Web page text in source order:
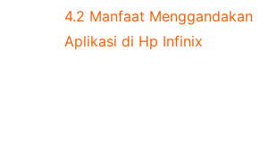
4.2 Manfaat Menggandakan
Aplikasi di Hp Infinix